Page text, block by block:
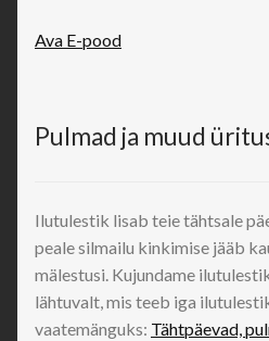
Ava E-pood
Pulmad ja muud
Ilutulestik lisab teie tähtsale
peale silmailu kinkimise jääb
mälestusi. Kujundame
lähtuvalt, mis teeb iga
vaatemänguks: Tähtpäevad,